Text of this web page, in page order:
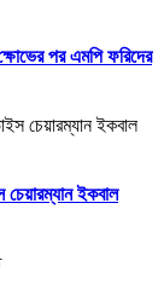
পর এমপি ফরিদের
চেয়ারম্যান ইকবাল